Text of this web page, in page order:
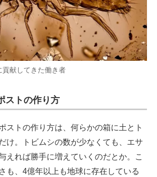
献してきた働き者
ストの作り方
ストの作り方は、何らかの箱に土とト
け。トビムシの数が少なくても、エサ
えれば勝手に増えていくのだとか。こ
も、4億年以上も地球に存在している